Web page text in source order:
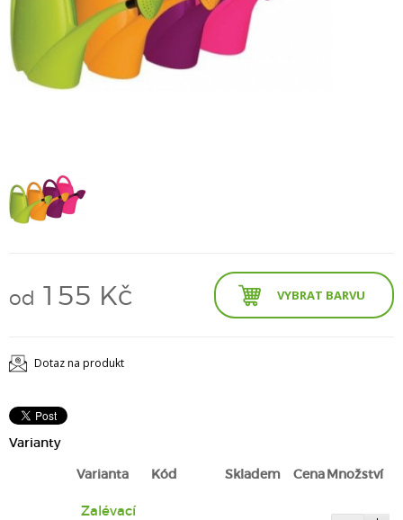
od 155 Kč VYBRAT BARVU
Dotaz na produkt
Varianty
Varianta
Kód Skladem CenaMnožství
Zalévací